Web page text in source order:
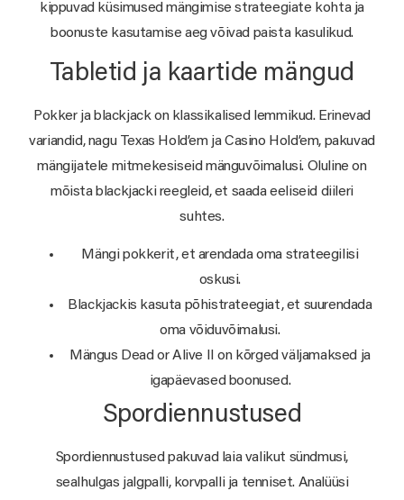
kippuvad küsimused mängimise strateegiate kohta ja
boonuste kasutamise aeg võivad paista kasulikud.
Tabletid ja kaartide mängud
Pokker ja blackjack on klassikalised lemmikud. Erinevad
variandid, nagu Texas Hold’em ja Casino Hold’em, pakuvad
mängijatele mitmekesiseid mänguvõimalusi. Oluline on
mõista blackjacki reegleid, et saada eeliseid diileri
suhtes.
Mängi pokkerit, et arendada oma strateegilisi
oskusi.
Blackjackis kasuta põhistrateegiat, et suurendada
oma võiduvõimalusi.
Mängus Dead or Alive II on kõrged väljamaksed ja
igapäevased boonused.
Spordiennustused
Spordiennustused pakuvad laia valikut sündmusi,
sealhulgas jalgpalli, korvpalli ja tenniset. Analüüsi